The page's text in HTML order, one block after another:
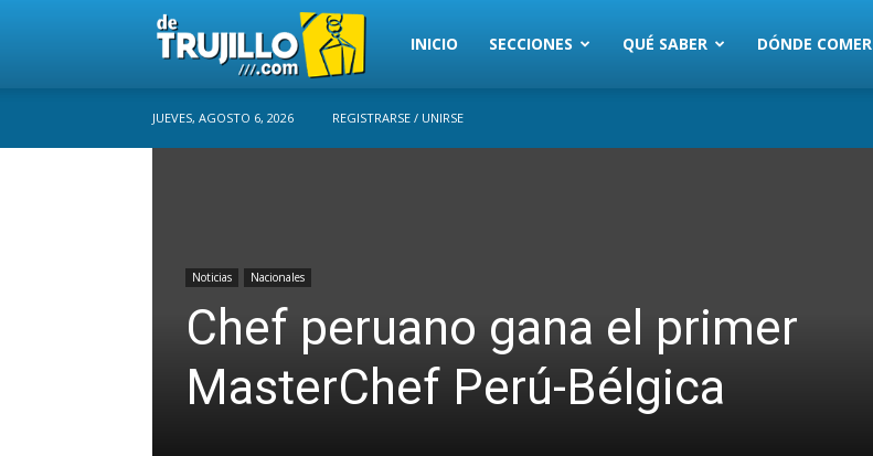
Trujillo
INICIO SECCIONES QUÉ SABER DÓNDE COMER
JUEVES, AGOSTO 6, 2026 REGISTRARSE / UNIRSE
Noticias Nacionales
Chef peruano gana el primer
MasterChef Perú-Bélgica